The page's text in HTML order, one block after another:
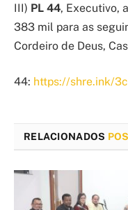
III) PL 44, Executivo,
383 mil para as
Cordeiro de Deus,
44: https://shre.ink/
RELACIONADOS